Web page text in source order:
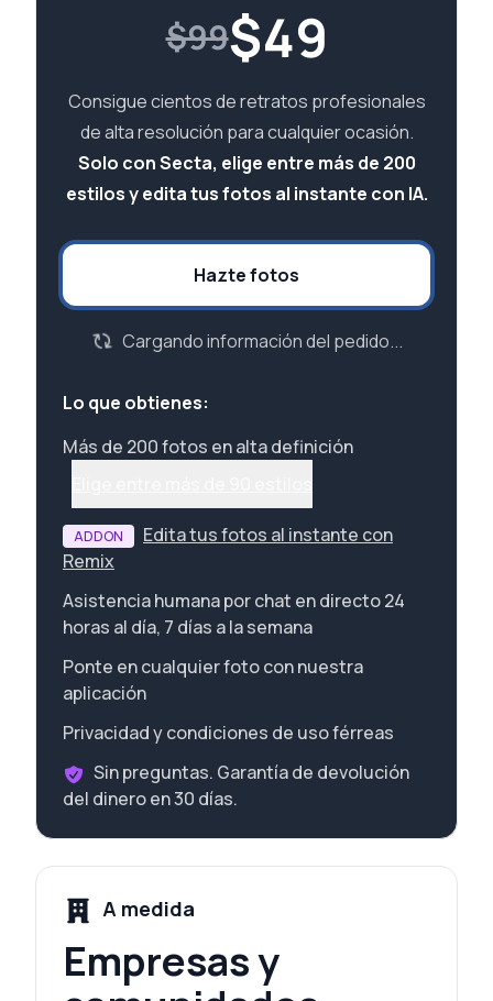
$99$49
Consigue cientos de retratos profesionales
de alta resolución para cualquier ocasión.
Solo con Secta, elige entre más de 200
estilos y edita tus fotos al instante con IA.
Hazte fotos
Cargando información del pedido...
Lo que obtienes:
Más de 200 fotos en alta definición
ADDON
Edita tus fotos al instante con
Remix
Asistencia humana por chat en directo 24
horas al día, 7 días a la semana
Ponte en cualquier foto con nuestra
aplicación
Privacidad y condiciones de uso férreas
Sin preguntas. Garantía de devolución
del dinero en 30 días.
A medida
Empresas y